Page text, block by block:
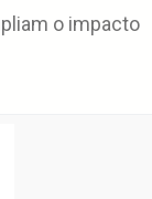
o impacto